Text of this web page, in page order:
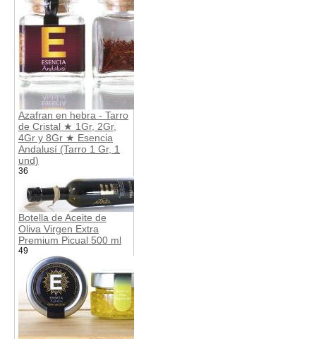
Azafran en hebra - Tarro
de Cristal ★ 1Gr, 2Gr,
4Gr y 8Gr ★ Esencia
Andalusí (Tarro 1 Gr, 1
und)
36
Botella de Aceite de
Oliva Virgen Extra
Premium Picual 500 ml
49